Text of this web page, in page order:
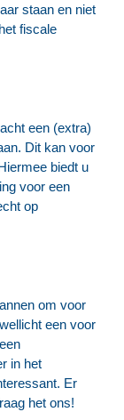
staan en niet
fiscale
een (extra)
Dit kan voor
biedt u
voor een
op
om voor
een voor
in het
Er
het ons!